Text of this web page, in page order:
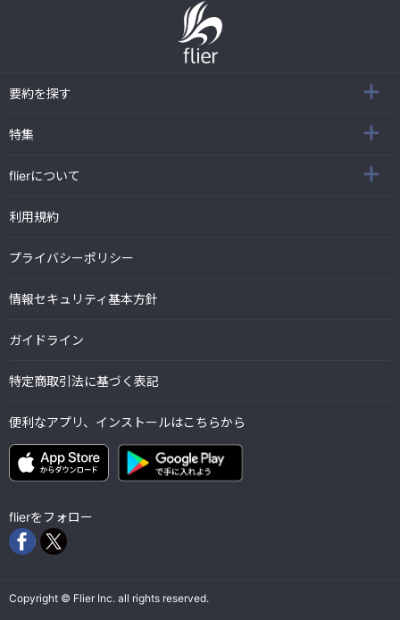
要約を探す
特集
flierについて
利用規約
プライバシーポリシー
情報セキュリティ基本方針
ガイドライン
特定商取引法に基づく表記
便利なアプリ、インストールはこちらから
flierをフォロー
Copyright © Flier Inc. all rights reserved.